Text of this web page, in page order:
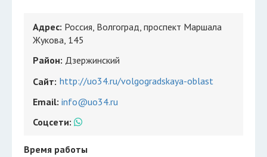
Адрес: Россия, Волгоград, проспект Маршала
Жукова, 145
Район: Дзержинский
Сайт: http://uo34.ru/volgogradskaya-oblast
Email: info@uo34.ru
Соцсети:
Время работы